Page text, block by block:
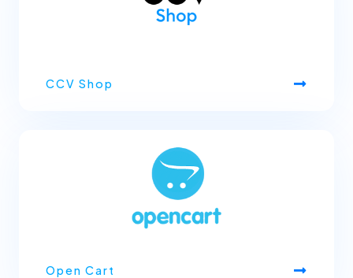
CCV Shop
Open Cart